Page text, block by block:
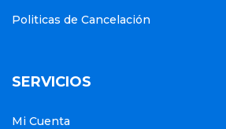
Politicas de Cancelación
SERVICIOS
Mi Cuenta